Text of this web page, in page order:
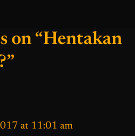
on “Hentakan
at 11:01 am